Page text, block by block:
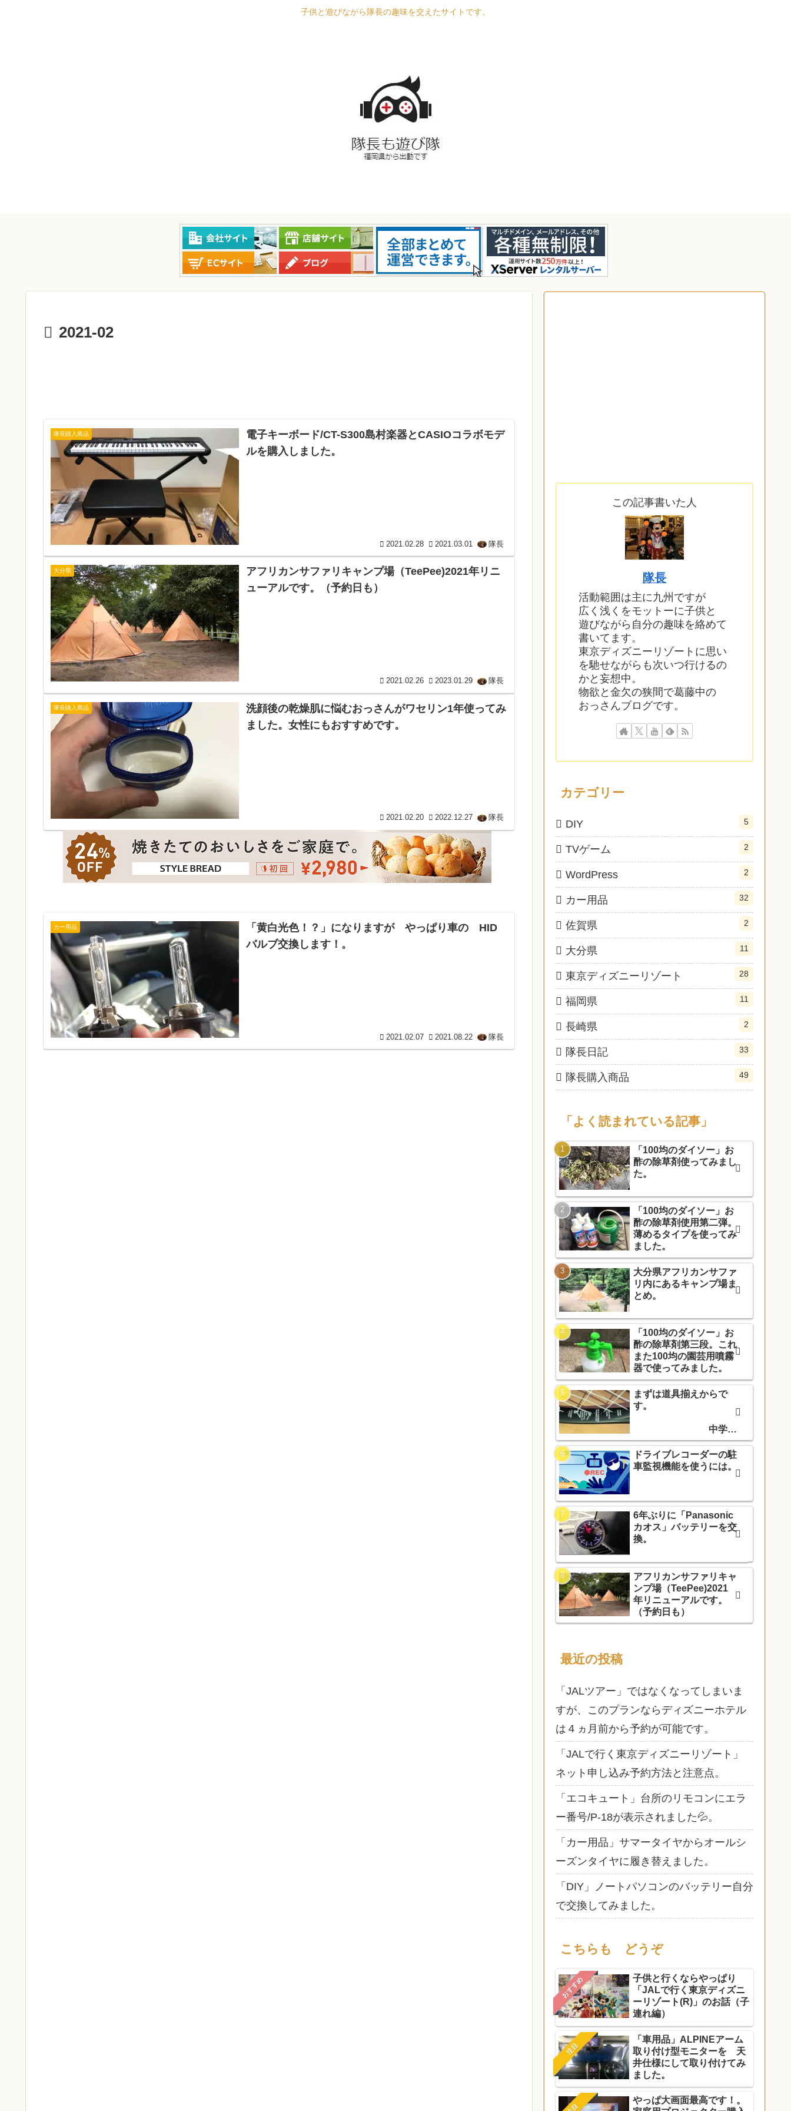
子供と遊びながら隊長の趣味を交えたサイトです。
2021-02
隊長購入商品
電子キーボード/CT-S300島村楽器とCASIOコラボモデ
ルを購入しました。
2021.02.28 2021.03.01 隊長
大分県
アフリカンサファリキャンプ場（TeePee)2021年リニ
ューアルです。（予約日も）
2021.02.26 2023.01.29 隊長
隊長購入商品
洗顔後の乾燥肌に悩むおっさんがワセリン1年使ってみ
ました。女性にもおすすめです。
2021.02.20 2022.12.27 隊長
カー用品
「黄白光色！？」になりますが やっぱり車の HID
バルブ交換します！。
2021.02.07 2021.08.22 隊長
この記事書いた人
隊長
活動範囲は主に九州ですが
広く浅くをモットーに子供と
遊びながら自分の趣味を絡めて
書いてます。
東京ディズニーリゾートに思い
を馳せながらも次いつ行けるの
かと妄想中。
物欲と金欠の狭間で葛藤中の
おっさんブログです。
カテゴリー
DIY 5
TVゲーム 2
WordPress 2
カー用品 32
佐賀県 2
大分県 11
東京ディズニーリゾート 28
福岡県 11
長崎県 2
隊長日記 33
隊長購入商品 49
「よく読まれている記事」
「100均のダイソー」お
酢の除草剤使ってみまし
た。
「100均のダイソー」お
酢の除草剤使用第二弾。
薄めるタイプを使ってみ
ました。
大分県アフリカンサファ
リ内にあるキャンプ場ま
とめ。
「100均のダイソー」お
酢の除草剤第三段。これ
また100均の園芸用噴霧
器で使ってみました。
まずは道具揃えからで
す。
中学入
学でソフトテニス部に入
部しました。
ドライブレコーダーの駐
車監視機能を使うには。
6年ぶりに「Panasonic
カオス」バッテリーを交
換。
アフリカンサファリキャ
ンプ場（TeePee)2021
年リニューアルです。
（予約日も）
最近の投稿
「JALツアー」ではなくなってしまいま
すが、このプランならディズニーホテル
は４ヵ月前から予約が可能です。
「JALで行く東京ディズニーリゾート」
ネット申し込み予約方法と注意点。
「エコキュート」台所のリモコンにエラ
ー番号/P-18が表示されました💦。
「カー用品」サマータイヤからオールシ
ーズンタイヤに履き替えました。
「DIY」ノートパソコンのバッテリー自分
で交換してみました。
こちらも どうぞ
おすすめ
子供と行くならやっぱり
「JALで行く東京ディズニ
ーリゾート(R)」のお話（子
連れ編）
注目
「車用品」ALPINEアーム
取り付け型モニターを 天
井仕様にして取り付けてみ
ました。
やっぱ大画面最高です！。